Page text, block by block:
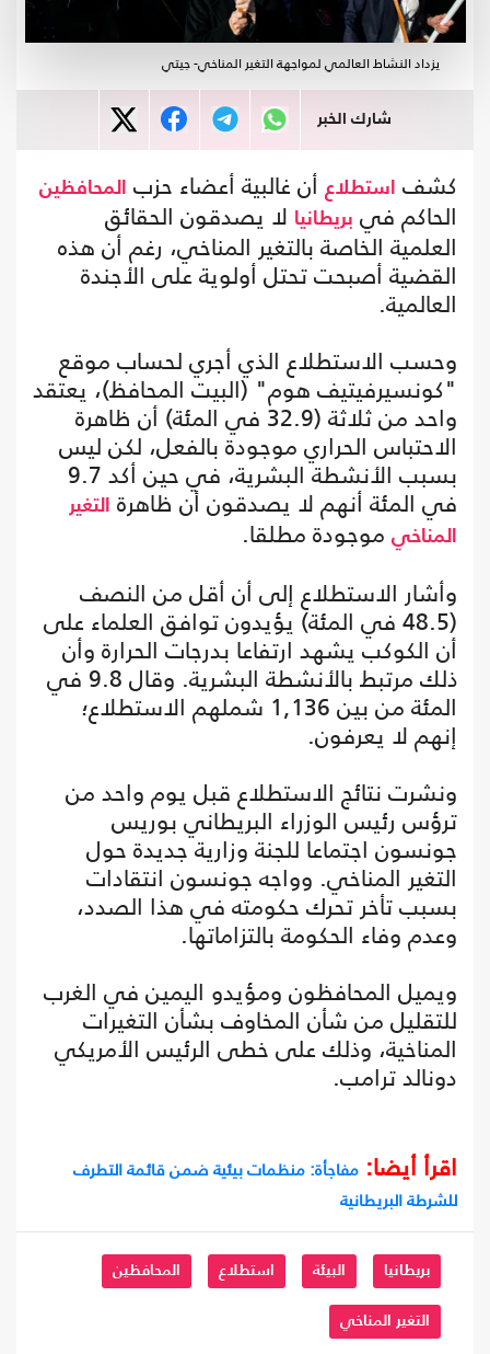
يزداد النشاط العالمي لمواجهة التغير المناخي- جيتي
شارك الخبر
كشف استطلاع أن غالبية أعضاء حزب المحافظين
الحاكم في بريطانيا لا يصدقون الحقائق
العلمية الخاصة بالتغير المناخي، رغم أن هذه
القضية أصبحت تحتل أولوية على الأجندة
العالمية.
وحسب الاستطلاع الذي أجري لحساب موقع
"كونسيرفيتيف هوم" (البيت المحافظ)، يعتقد
واحد من ثلاثة (32.9 في المئة) أن ظاهرة
الاحتباس الحراري موجودة بالفعل، لكن ليس
بسبب الأنشطة البشرية، في حين أكد 9.7
في المئة أنهم لا يصدقون أن ظاهرة
التغير
المناخي موجودة مطلقا.
وأشار الاستطلاع إلى أن أقل من النصف
(48.5 في المئة) يؤيدون توافق العلماء على
أن الكوكب يشهد ارتفاعا بدرجات الحرارة وأن
ذلك مرتبط بالأنشطة البشرية. وقال 9.8 في
المئة من بين 1,136 شملهم الاستطلاع؛
إنهم لا يعرفون.
ونشرت نتائج الاستطلاع قبل يوم واحد من
ترؤس رئيس الوزراء البريطاني بوريس
جونسون اجتماعا للجنة وزارية جديدة حول
التغير المناخي. وواجه جونسون انتقادات
بسبب تأخر تحرك حكومته في هذا الصدد،
وعدم وفاء الحكومة بالتزاماتها.
ويميل المحافظون ومؤيدو اليمين في الغرب
للتقليل من شأن المخاوف بشأن التغيرات
المناخية، وذلك على خطى الرئيس الأمريكي
دونالد ترامب.
اقرأ أيضا: مفاجأة: منظمات بيئية ضمن قائمة التطرف
للشرطة البريطانية
بريطانيا البيئة استطلاع المحافظين
التغير المناخي